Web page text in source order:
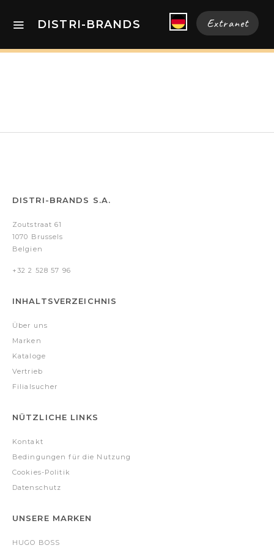
DISTRI-BRANDS Extranet
DISTRI-BRANDS S.A.
Zoutstraat 61
1070 Brussels
Belgien
+32 2 528 57 96
INHALTSVERZEICHNIS
Über uns
Marken
Kataloge
Vertrieb
Filialsucher
NÜTZLICHE LINKS
Kontakt
Bedingungen für die Nutzung
Cookies-Politik
Datenschutz
UNSERE MARKEN
HUGO BOSS